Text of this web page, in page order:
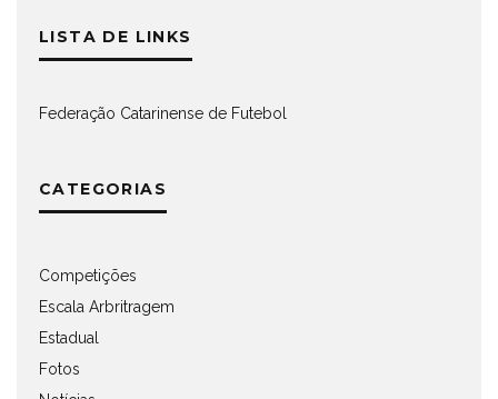
LISTA DE LINKS
Federação Catarinense de Futebol
CATEGORIAS
Competições
Escala Arbritragem
Estadual
Fotos